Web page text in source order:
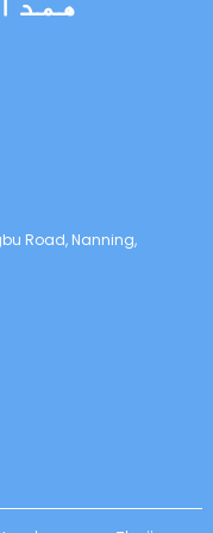
Road, Nanning,